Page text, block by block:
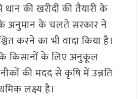
की खरीदी की तैयारी के
अनुमान के चलते सरकार ने
करने का भी वादा किया है।
किसानों के लिए अनुकूल
की मदद से कृषि में उन्नति
लक्ष्य है।